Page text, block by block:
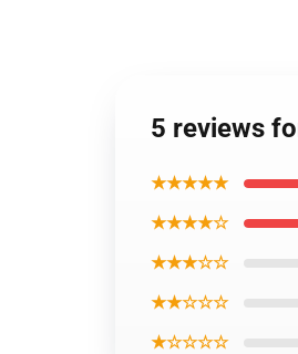
5 reviews
★★★★★
★★★★☆
★★★☆☆
★★☆☆☆
★☆☆☆☆